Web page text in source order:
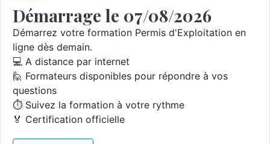
Démarrage le 07/08/2026
Démarrez votre formation Permis d'Exploitation en
ligne dès demain.
💻 A distance par internet
🙋 Formateurs disponibles pour répondre à vos
questions
⏱️ Suivez la formation à votre rythme
🏅 Certification officielle